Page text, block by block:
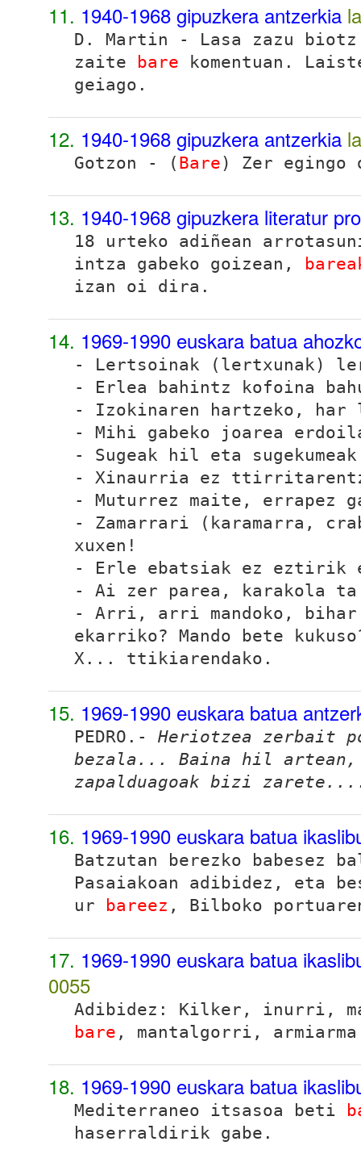
11. 1940-1968 gipuzkera antzerkia
D. Martin - Lasa zazu
zaite bare komentuan.
geiago.
12. 1940-1968 gipuzkera antzerkia
Gotzon - ( Bare) Zer egingo
13. 1940-1968 gipuzkera literatur
18 urteko adiñean
intza gabeko goizean,
izan oi dira.
14. 1969-1990 euskara batua
- Lertsoinak (lertxunak)
- Erlea bahintz kofoina
- Izokinaren hartzeko, har
- Mihi gabeko joarea
- Sugeak hil eta
- Xinaurria ez
- Muturrez maite, errapez
- Zamarrari (karamarra,
xuxen!
- Erle ebatsiak ez eztirik
- Ai zer parea, karakola
- Arri, arri mandoko,
ekarriko? Mando bete
X... ttikiarendako.
15. 1969-1990 euskara batua
PEDRO .- Heriotzea zerbait
bezala... Baina hil
zapalduagoak bizi
16. 1969-1990 euskara batua
Batzutan berezko babesez
Pasaiakoan adibidez, eta
ur bareez , Bilboko
17. 1969-1990 euskara batua
0055
Adibidez: Kilker, inurri,
bare , mantalgorri,
18. 1969-1990 euskara batua
Mediterraneo itsasoa beti
haserraldirik gabe.